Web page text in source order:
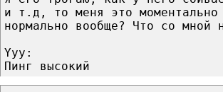
и т.д, то меня это моментально
нормально вообще? Что со мной
Yyy:
Пинг высокий